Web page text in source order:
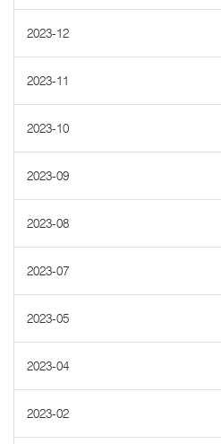
2023-12
2023-11
2023-10
2023-09
2023-08
2023-07
2023-05
2023-04
2023-02